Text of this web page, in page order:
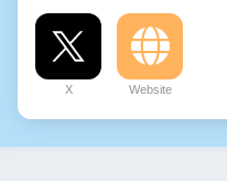
X Website